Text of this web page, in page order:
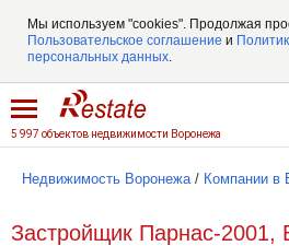
Мы используем "cookies". Продолжая
Пользовательское соглашение и
персональных данных.
5 997 объектов недвижимости Воронежа
Недвижимость Воронежа/ Компании в
Застройщик Парнас-2001,